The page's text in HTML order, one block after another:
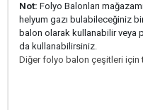
Not: Folyo Balonları
helyum gazı bulabileceğiniz
balon olarak kullanabilir veya
da kullanabilirsiniz.
Diğer folyo balon çeşitleri için